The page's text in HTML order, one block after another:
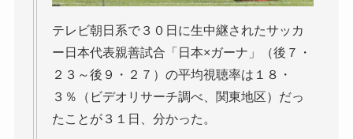
テレビ朝日系で３０日に生中継されたサッカ
ー日本代表親善試合「日本×ガーナ」（後７・
２３～後９・２７）の平均視聴率は１８・
３％（ビデオリサーチ調べ、関東地区）だっ
たことが３１日、分かった。